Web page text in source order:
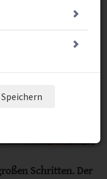
Schritten. Der
Speichern